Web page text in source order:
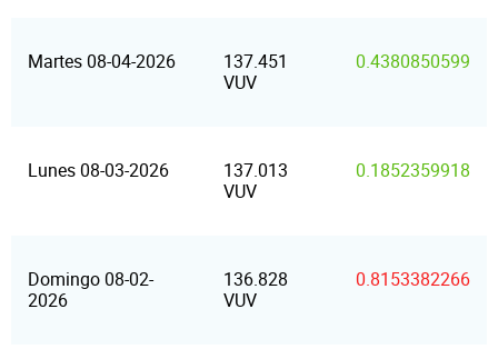
Martes 08-04-2026
137.451
VUV
0.4380850599
Lunes 08-03-2026
137.013
VUV
0.1852359918
Domingo 08-02-
2026
136.828
VUV
0.8153382266